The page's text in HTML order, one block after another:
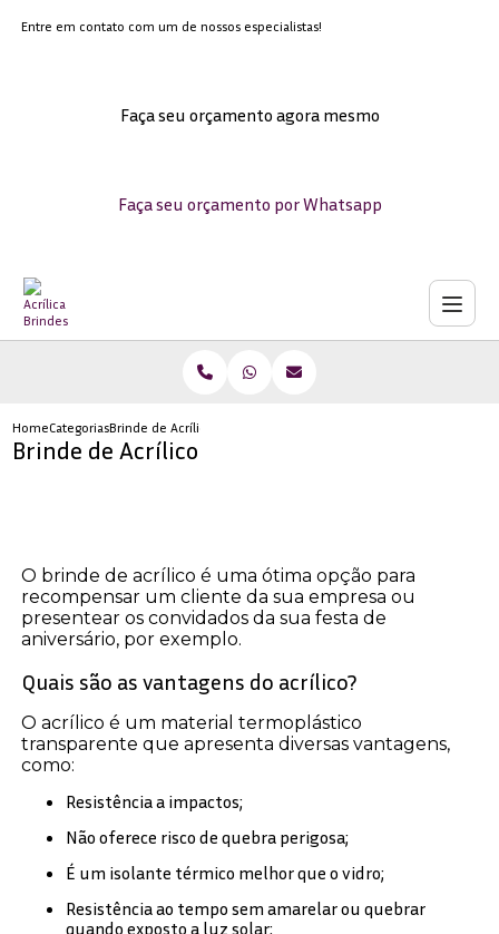
Entre em contato com um de nossos especialistas!
Faça seu orçamento agora mesmo
Faça seu orçamento por Whatsapp
HomeCategoriasBrinde de Acrílico
Brinde de Acrílico
O brinde de acrílico é uma ótima opção para
recompensar um cliente da sua empresa ou
presentear os convidados da sua festa de
aniversário, por exemplo.
Quais são as vantagens do acrílico?
O acrílico é um material termoplástico
transparente que apresenta diversas vantagens,
como:
Resistência a impactos;
Não oferece risco de quebra perigosa;
É um isolante térmico melhor que o vidro;
Resistência ao tempo sem amarelar ou quebrar
quando exposto a luz solar;